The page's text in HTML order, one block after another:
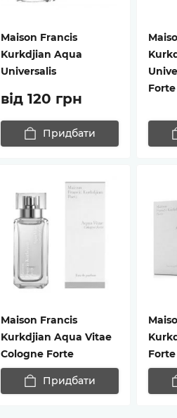
Maison Francis
Kurkdjian Aqua
Universalis
від 120 грн
Придбати
Forte
Maison Francis
Kurkdjian Aqua Vitae
Cologne Forte
Придбати
Forte